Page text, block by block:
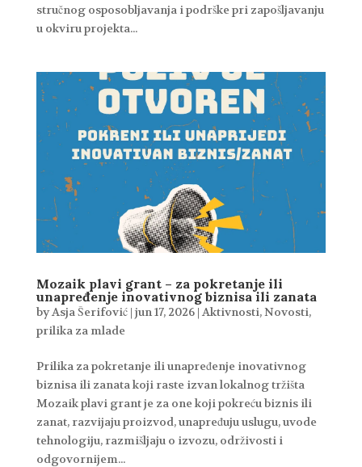
stručnog osposobljavanja i podrške pri zapošljavanju
u okviru projekta...
Mozaik plavi grant – za pokretanje ili
unapređenje inovativnog biznisa ili zanata
byAsja Šerifović| jun 17, 2026| Aktivnosti,Novosti,
prilika za mlade
Prilika za pokretanje ili unapređenje inovativnog
biznisa ili zanata koji raste izvan lokalnog tržišta
Mozaik plavi grant je za one koji pokreću biznis ili
zanat, razvijaju proizvod, unapređuju uslugu, uvode
tehnologiju, razmišljaju o izvozu, održivosti i
odgovornijem...